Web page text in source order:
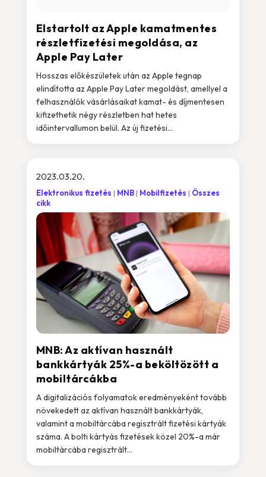
Elstartolt az Apple kamatmentes
részletfizetési megoldása, az
Apple Pay Later
Hosszas előkészületek után az Apple tegnap
elindította az Apple Pay Later megoldást, amellyel a
felhasználók vásárlásaikat kamat- és díjmentesen
kifizethetik négy részletben hat hetes
időintervallumon belül. Az új fizetési...
MNB: Az aktívan használt
bankkártyák 25%-a beköltözött a
mobiltárcákba
2023.03.20.
Elektronikus fizetés MNB Mobilfizetés
Összes
cikk
A digitalizációs folyamatok eredményeként tovább
növekedett az aktívan használt bankkártyák,
valamint a mobiltárcába regisztrált fizetési kártyák
száma. A bolti kártyás fizetések közel 20%-a már
mobiltárcába regisztrált...